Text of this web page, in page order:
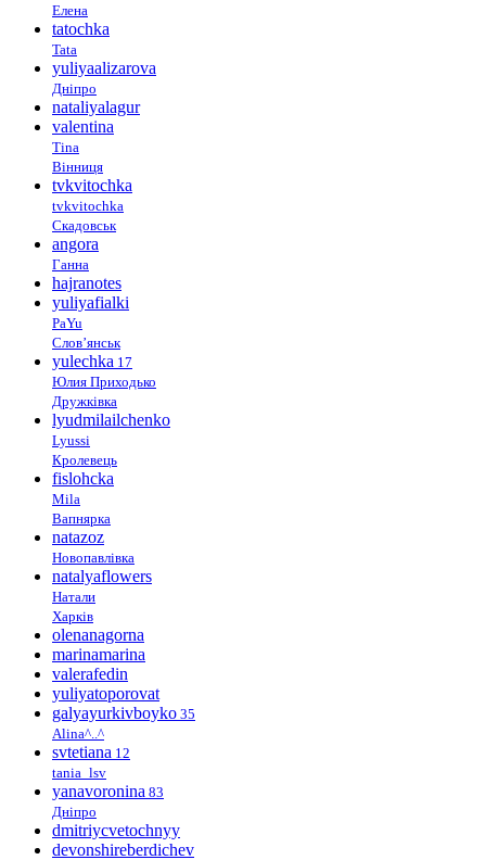
Елена
tatochka
Tata
yuliyaalizarova
Дніпро
nataliyalagur
valentina
Tina
Вінниця
tvkvitochka
tvkvitochka
Скадовськ
angora
Ганна
hajranotes
yuliyafialki
PaYu
Слов’янськ
yulechka 17
Юлия Приходько
Дружківка
lyudmilailchenko
Lyussi
Кролевець
fislohcka
Mila
Вапнярка
natazoz
Новопавлівка
natalyaflowers
Натали
Харків
olenanagorna
marinamarina
valerafedin
yuliyatoporovat
galyayurkivboyko 35
Alina^..^
svtetiana 12
tania_lsv
yanavoronina 83
Дніпро
dmitriycvetochnyy
devonshireberdichev